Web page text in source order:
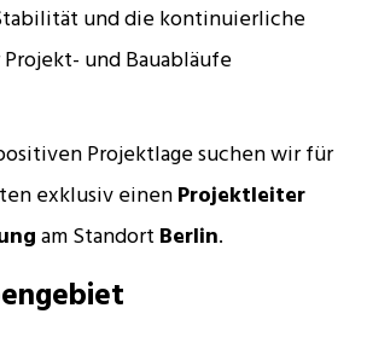
und die kontinuierliche
und Bauabläufe
Projektlage suchen wir für
exklusiv einenProjektleiter
am Standort Berlin.